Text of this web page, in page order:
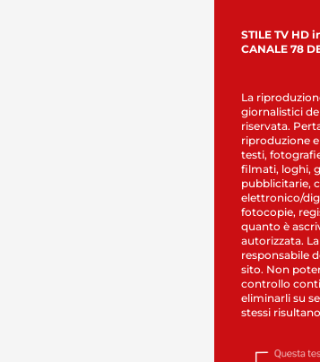
STILE TV HD
CANALE 78
La
giornalistici
riservata.
riproduzione e
testi,
filmati, loghi,
pubblicitarie,
elettronico/
fotocopie,
quanto è
autorizzata.
responsabile
sito. Non
controllo
eliminarli su
stessi